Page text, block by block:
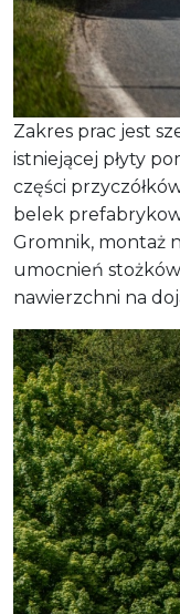
Zakres prac jest
istniejącej płyty
części
belek
Gromnik, montaż
umocnień
nawierzchni na